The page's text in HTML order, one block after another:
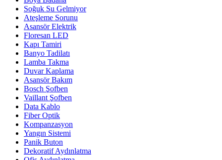
Soğuk Su Gelmiyor
Ateşleme Sorunu
Asansör Elektrik
Floresan LED
Kapı Tamiri
Banyo Tadilatı
Lamba Takma
Duvar Kaplama
Asansör Bakım
Bosch Şofben
Vaillant Şofben
Data Kablo
Fiber Optik
Kompanzasyon
Yangın Sistemi
Panik Buton
Dekoratif Aydınlatma